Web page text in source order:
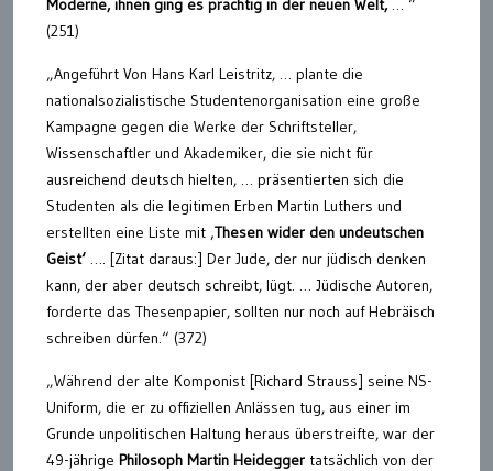
Moderne, ihnen ging es prächtig in der neuen Welt,… “
(251)
„Angeführt Von Hans Karl Leistritz, … plante die
nationalsozialistische Studentenorganisation eine große
Kampagne gegen die Werke der Schriftsteller,
Wissenschaftler und Akademiker, die sie nicht für
ausreichend deutsch hielten, … präsentierten sich die
Studenten als die legitimen Erben Martin Luthers und
erstellten eine Liste mit ‚Thesen wider den undeutschen
Geist‘ …. [Zitat daraus:] Der Jude, der nur jüdisch denken
kann, der aber deutsch schreibt, lügt. … Jüdische Autoren,
forderte das Thesenpapier, sollten nur noch auf Hebräisch
schreiben dürfen.“ (372)
„Während der alte Komponist [Richard Strauss] seine NS-
Uniform, die er zu offiziellen Anlässen tug, aus einer im
Grunde unpolitischen Haltung heraus überstreifte, war der
49-jährige Philosoph Martin Heidegger tatsächlich von der